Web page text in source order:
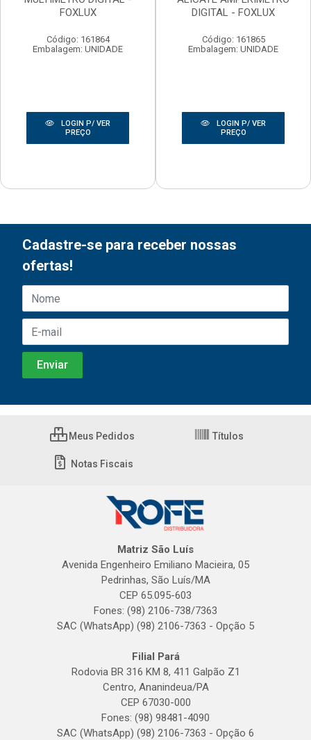
FOXLUX
Código: 161864
Embalagem: UNIDADE
LOGIN P/ VER
PREÇO
DIGITAL - FOXLUX
Código: 161865
Embalagem: UNIDADE
LOGIN P/ VER
PREÇO
Cadastre-se para receber nossas
ofertas!
Meus Pedidos Títulos
Notas Fiscais
Matriz São Luís
Avenida Engenheiro Emiliano Macieira, 05
Pedrinhas, São Luís/MA
CEP 65.095-603
Fones: (98) 2106-738/7363
SAC (WhatsApp) (98) 2106-7363 - Opção 5
Filial Pará
Rodovia BR 316 KM 8, 411 Galpão Z1
Centro, Ananindeua/PA
CEP 67030-000
Fones: (98) 98481-4090
SAC (WhatsApp) (98) 2106-7363 - Opção 6